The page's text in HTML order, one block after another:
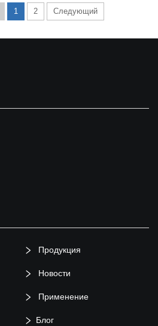
1 2 Следующий
Продукция
Новости
Применение
Блог